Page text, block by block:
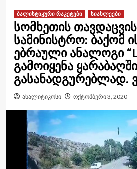
ბალისტიკური რაკეტები სიახლეები
სომხეთის თავდაცვის
სამინისტრო: ბაქომ
ებრაული ანალოგი
გამოიყენა
გასანადგურებლად.
ანალიტიკოსი ოქტომბერი 3, 2020